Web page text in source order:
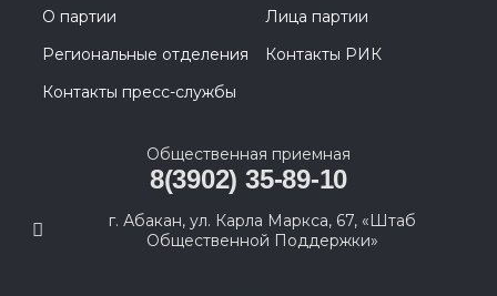
О партии
Лица партии
Региональные отделения
Контакты РИК
Контакты пресс-службы
Общественная приемная
8(3902) 35-89-10
г. Абакан, ул. Карла Маркса, 67, «Штаб
Общественной Поддержки»